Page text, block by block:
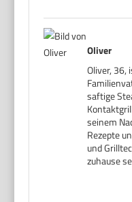
Oliver
Oliver, 36,
saftige
seinem
Rezepte
und
zuhause